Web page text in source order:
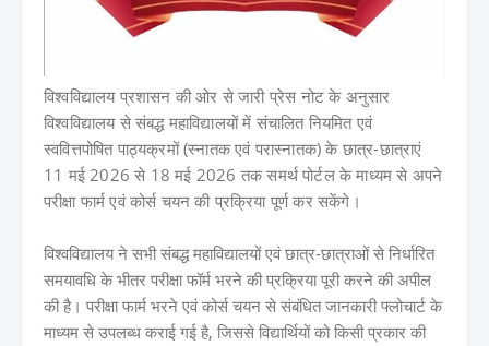
विश्वविद्यालय प्रशासन की ओर से जारी प्रेस नोट के अनुसार
विश्वविद्यालय से संबद्ध महाविद्यालयों में संचालित नियमित एवं
स्ववित्तपोषित पाठ्यक्रमों (स्नातक एवं परास्नातक) के छात्र-छात्राएं
11 मई 2026 से 18 मई 2026 तक समर्थ पोर्टल के माध्यम से अपने
परीक्षा फार्म एवं कोर्स चयन की प्रक्रिया पूर्ण कर सकेंगे।
विश्वविद्यालय ने सभी संबद्ध महाविद्यालयों एवं छात्र-छात्राओं से निर्धारित
समयावधि के भीतर परीक्षा फॉर्म भरने की प्रक्रिया पूरी करने की अपील
की है। परीक्षा फार्म भरने एवं कोर्स चयन से संबंधित जानकारी फ्लोचार्ट के
माध्यम से उपलब्ध कराई गई है, जिससे विद्यार्थियों को किसी प्रकार की